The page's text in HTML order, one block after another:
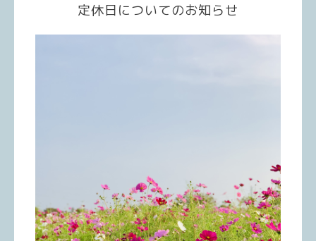
定休日についてのお知らせ